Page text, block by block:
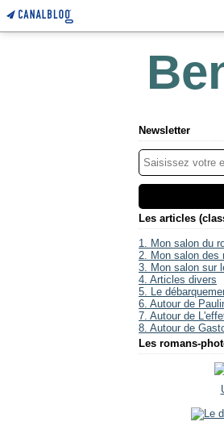
Newsletter
Les articles
1. Mon salon du
2. Mon salon des
3. Mon salon sur
4. Articles divers
5. Le
6. Autour de
7. Autour de
8. Autour de
Les romans-